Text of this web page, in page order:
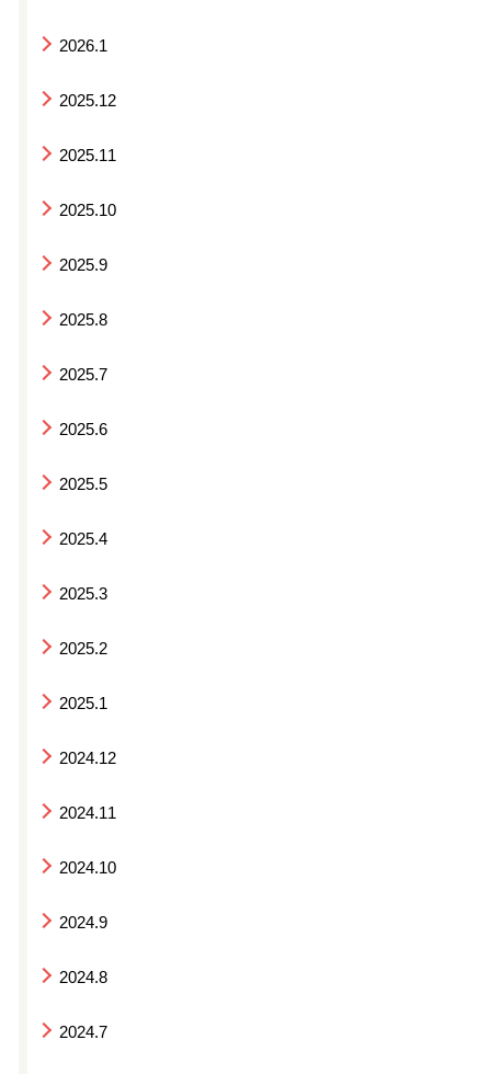
2026.1
2025.12
2025.11
2025.10
2025.9
2025.8
2025.7
2025.6
2025.5
2025.4
2025.3
2025.2
2025.1
2024.12
2024.11
2024.10
2024.9
2024.8
2024.7